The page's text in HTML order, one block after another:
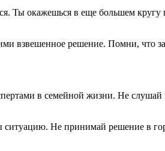
Ты окажешься в еще большем кругу
взвешенное решение. Помни, что
в семейной жизни. Не
Не принимай решение в